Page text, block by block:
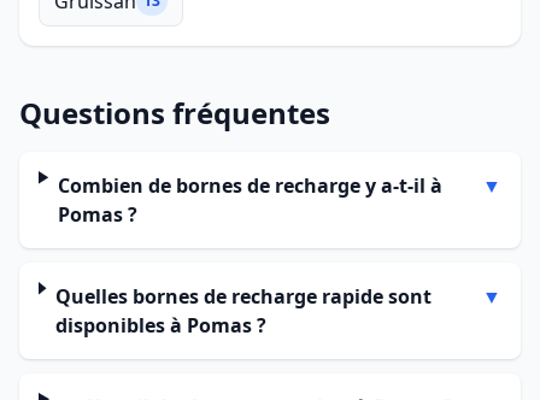
Questions fréquentes
Combien de bornes de recharge y a-t-il à
Pomas ?
▼
Quelles bornes de recharge rapide sont
disponibles à Pomas ?
▼